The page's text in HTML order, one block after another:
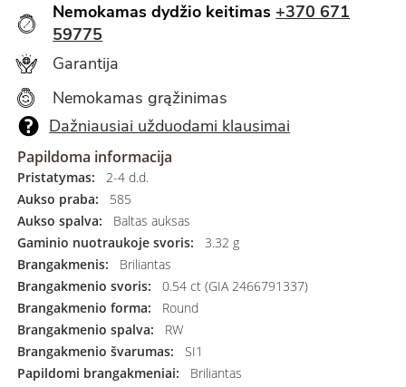
Nemokamas dydžio keitimas +370 671
59775
Garantija
Nemokamas grąžinimas
Dažniausiai užduodami klausimai
Papildoma informacija
Pristatymas:
2-4 d.d.
Aukso praba:
585
Aukso spalva:
Baltas auksas
Gaminio nuotraukoje svoris:
3.32 g
Brangakmenis:
Briliantas
Brangakmenio svoris:
0.54 ct (GIA 2466791337)
Brangakmenio forma:
Round
Brangakmenio spalva:
RW
Brangakmenio švarumas:
SI1
Papildomi brangakmeniai:
Briliantas